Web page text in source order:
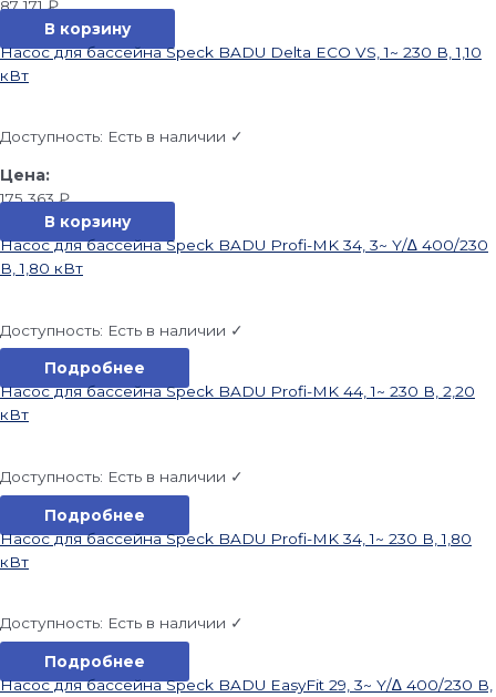
87 171₽
В корзину
Насос для бассейна Speck BADU Delta ECO VS, 1~ 230 В, 1,10
кВт
Доступность: Есть в наличии ✓
175 363₽
В корзину
Насос для бассейна Speck BADU Profi-MK 34, 3~ Y/∆ 400/230
В, 1,80 кВт
Доступность: Есть в наличии ✓
Подробнее
Насос для бассейна Speck BADU Profi-MK 44, 1~ 230 В, 2,20
кВт
Доступность: Есть в наличии ✓
Подробнее
Насос для бассейна Speck BADU Profi-MK 34, 1~ 230 В, 1,80
кВт
Доступность: Есть в наличии ✓
Подробнее
Насос для бассейна Speck BADU EasyFit 29, 3~ Y/∆ 400/230 В,